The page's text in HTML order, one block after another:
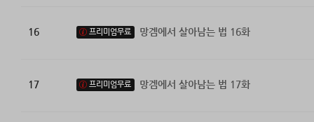
16 프리미엄무료 망겜에서 살아남는 법 16화
17 프리미엄무료 망겜에서 살아남는 법 17화